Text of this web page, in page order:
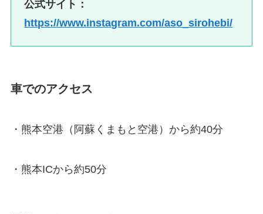
公式サイト：
https://www.instagram.com/aso_sirohebi/
車でのアクセス
・熊本空港（阿蘇くまもと空港）から約40分
・熊本ICから約50分